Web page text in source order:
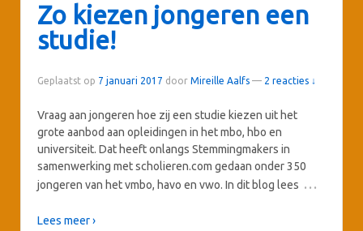
Zo kiezen jongeren een
studie!
Geplaatst op 7 januari 2017 door Mireille Aalfs — 2 reacties ↓
Vraag aan jongeren hoe zij een studie kiezen uit het
grote aanbod aan opleidingen in het mbo, hbo en
universiteit. Dat heeft onlangs Stemmingmakers in
samenwerking met scholieren.com gedaan onder 350
jongeren van het vmbo, havo en vwo. In dit blog lees …
Lees meer ›